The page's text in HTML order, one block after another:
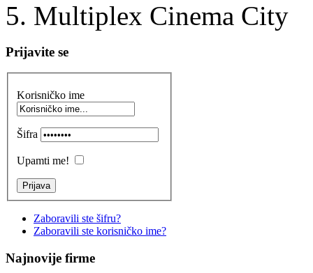
Multiplex Cinema City
Prijavite se
Korisničko ime
Šifra
Upamti me!
Zaboravili ste šifru?
Zaboravili ste korisničko ime?
Najnovije firme